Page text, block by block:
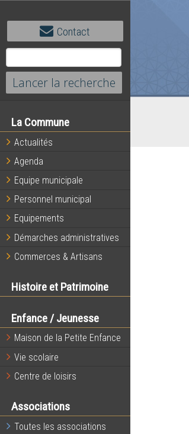
Contact
La Commune
Actualités
Agenda
Equipe municipale
Personnel municipal
Equipements
Démarches administratives
Commerces & Artisans
Histoire et Patrimoine
Enfance / Jeunesse
Maison de la Petite Enfance
Vie scolaire
Centre de loisirs
Associations
Toutes les associations